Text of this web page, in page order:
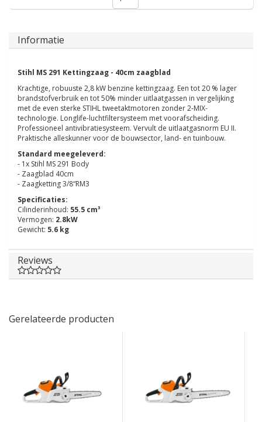
Informatie
Stihl MS 291 Kettingzaag - 40cm zaagblad
Krachtige, robuuste 2,8 kW benzine kettingzaag. Een tot 20 % lager
brandstofverbruik en tot 50% minder uitlaatgassen in vergelijking
met de even sterke STIHL tweetaktmotoren zonder 2-MIX-
technologie. Longlife-luchtfiltersysteem met voorafscheiding.
Professioneel antivibratiesysteem. Vervult de uitlaatgasnorm EU II.
Praktische alleskunner voor de bouwsector, land- en tuinbouw.
Standard meegeleverd:
- 1x Stihl MS 291 Body
- Zaagblad 40cm
- Zaagketting 3/8“RM3
Specificaties:
Cilinderinhoud: 55.5 cm³
Vermogen: 2.8kW
Gewicht: 5.6 kg
Reviews
Gerelateerde producten